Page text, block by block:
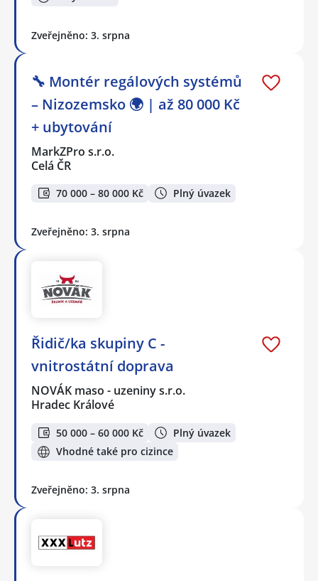
Zveřejněno: 3. srpna
🔧 Montér regálových systémů
– Nizozemsko 🌍 | až 80 000 Kč
+ ubytování
MarkZPro s.r.o.
Celá ČR
70 000 – 80 000 Kč Plný úvazek
Zveřejněno: 3. srpna
Řidič/ka skupiny C -
vnitrostátní doprava
NOVÁK maso - uzeniny s.r.o.
Hradec Králové
50 000 – 60 000 Kč
Plný úvazek
Vhodné také pro cizince
Zveřejněno: 3. srpna